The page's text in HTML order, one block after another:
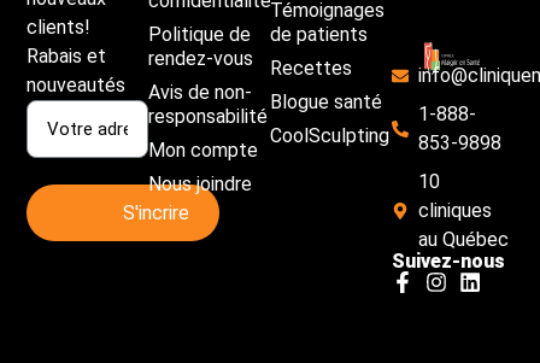
1-888-
853-9898
10
cliniques
au Québec
Suivez-nous
Témoignages
de patients
Recettes
Blogue santé
CoolSculpting
Politique de
rendez-vous
Avis de non-
responsabilité
Mon compte
Nous joindre
clients!
Rabais et
nouveautés